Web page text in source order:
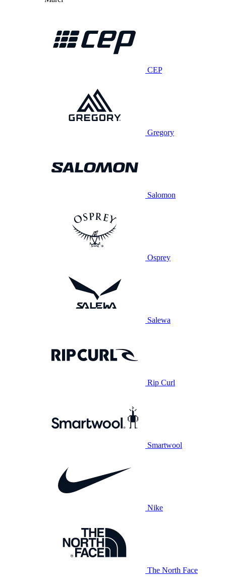
CEP
Gregory
Salomon
Osprey
Salewa
Rip Curl
Smartwool
Nike
The North Face